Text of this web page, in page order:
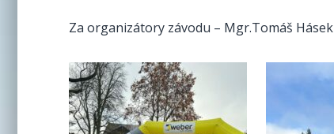
Za organizátory závodu – Mgr.Tomáš Hásek